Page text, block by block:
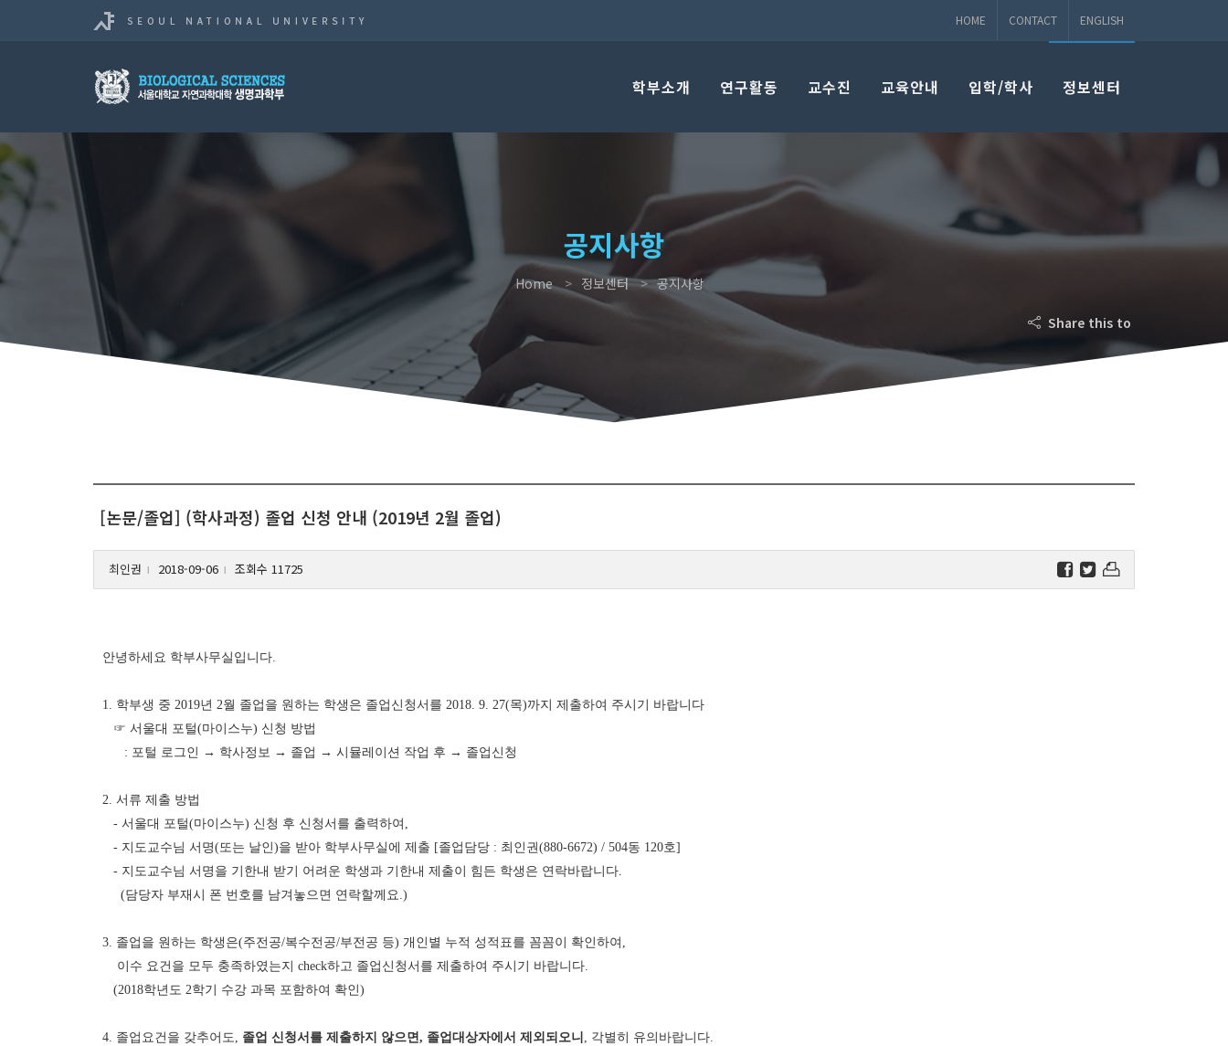
HOME CONTACT ENGLISH
학부소개 연구활동 교수진 교육안내 입학/학사 정보센터
공지사항
Home 정보센터 공지사항
Share this to
[논문/졸업] (학사과정) 졸업 신청 안내 (2019년 2월 졸업)
최인권 l 2018-09-06 l 조회수 11725
안녕하세요 학부사무실입니다
1. 학부생 중 2019년 2월 졸업을 원하는 학생은 졸업신청서를 2018. 9. 27(목)까지 제출하여 주시기 바랍니다
☞ 서울대 포털(마이스누) 신청 방법
: 포털 로그인 → 학사정보 → 졸업 → 시뮬레이션 작업 후 → 졸업신청
2. 서류 제출 방법
- 서울대 포털(마이스누) 신청 후 신청서를 출력하여
- 지도교수님 서명(또는 날인)을 받아 학부사무실에 제출 [졸업담당 : 최인권(880-6672) / 504동 120호]
- 지도교수님 서명을 기한내 받기 어려운 학생과 기한내 제출이 힘든 학생은 연락바랍니다
(담당자 부재시 폰 번호를 남겨놓으면 연락할께요 .)
3. 졸업을 원하는 학생은(주전공/복수전공/부전공 등) 개인별 누적 성적표를 꼼꼼이 확인하여
이수 요건을 모두 충족하였는지 check하고 졸업신청서를 제출하여 주시기 바랍니다
(2018학년도 2학기 수강 과목 포함하여 확인)
4. 졸업요건을 갖추어도 졸업 신청서를 제출하지 않으면 , 졸업대상자에서 제외되오니 각별히 유의바랍니다